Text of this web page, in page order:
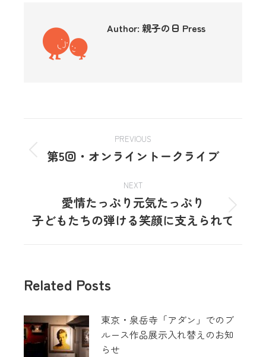
Author: 親子の日 Press
PREVIOUS
第5回・オンライントークライブ
NEXT
愛情たっぷり元気たっぷり
子どもたちの弾ける笑顔に支えられて
Related Posts
東京・泉岳寺「アダン」でのブ
ルース作品展示入れ替えのお知
らせ